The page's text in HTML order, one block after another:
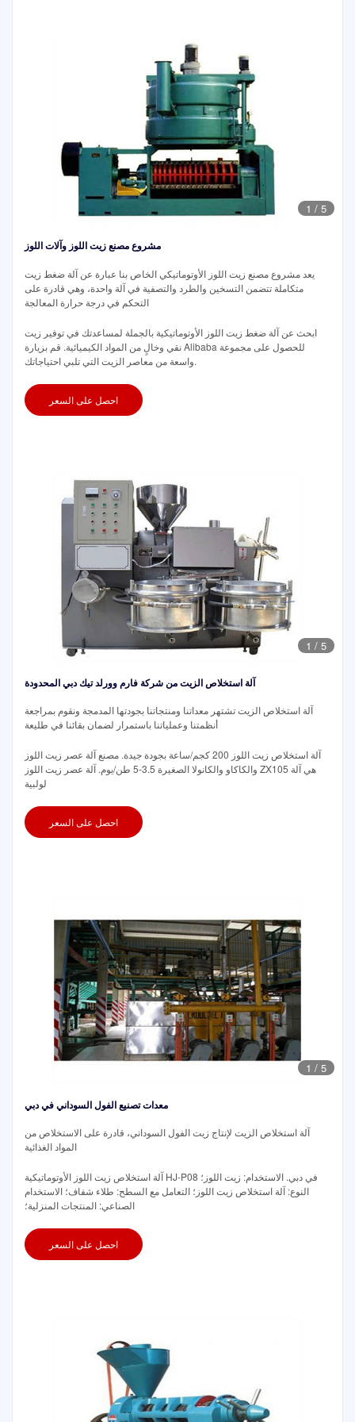
1 / 5
مشروع مصنع زيت اللوز وآلات اللوز
يعد مشروع مصنع زيت اللوز الأوتوماتيكي الخاص بنا عبارة عن آلة ضغط زيت
متكاملة تتضمن التسخين والطرد والتصفية في آلة واحدة، وهي قادرة على
التحكم في درجة حرارة المعالجة
ابحث عن آلة ضغط زيت اللوز الأوتوماتيكية بالجملة لمساعدتك في توفير زيت
نقي وخالٍ من المواد الكيميائية. قم بزيارة Alibaba للحصول على مجموعة
واسعة من معاصر الزيت التي تلبي احتياجاتك.
احصل على السعر
1 / 5
آلة استخلاص الزيت من شركة فارم وورلد تيك دبي المحدودة
آلة استخلاص الزيت تشتهر معداتنا ومنتجاتنا بجودتها المدمجة ونقوم بمراجعة
أنظمتنا وعملياتنا باستمرار لضمان بقائنا في طليعة
آلة استخلاص زيت اللوز 200 كجم/ساعة بجودة جيدة. مصنع آلة عصر زيت اللوز
والكاكاو والكانولا الصغيرة 3.5-5 طن/يوم. آلة عصر زيت اللوز ZX105 هي آلة
لولبية
احصل على السعر
1 / 5
معدات تصنيع الفول السوداني في دبي
آلة استخلاص الزيت لإنتاج زيت الفول السوداني، قادرة على الاستخلاص من
المواد الغذائية
آلة استخلاص زيت اللوز الأوتوماتيكية HJ-P08 في دبي. الاستخدام: زيت اللوز؛
النوع: آلة استخلاص زيت اللوز؛ التعامل مع السطح: طلاء شفاف؛ الاستخدام
الصناعي: المنتجات المنزلية؛
احصل على السعر